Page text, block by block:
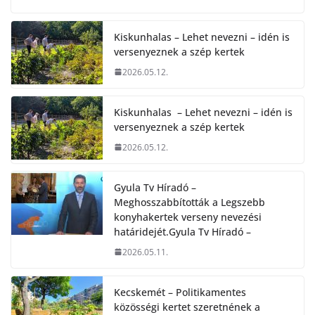
Kiskunhalas – Lehet nevezni – idén is
versenyeznek a szép kertek
2026.05.12.
Kiskunhalas – Lehet nevezni – idén is
versenyeznek a szép kertek
2026.05.12.
Gyula Tv Híradó –
Meghosszabbították a Legszebb
konyhakertek verseny nevezési
határidejét.Gyula Tv Híradó –
2026.05.11.
Kecskemét – Politikamentes
közösségi kertet szeretnének a